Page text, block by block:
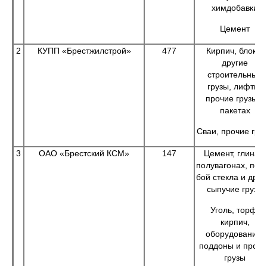
химдобавки
Цемент
2 КУПП «Брестжилстрой» 477
Кирпич, блоки,
другие
строительные
грузы, лифты,
прочие грузы в
пакетах
Сваи, прочие
3 ОАО «Брестский КСМ» 147
Цемент, глина в
полувагонах,
бой стекла и
сыпучие грузы
Уголь, торф,
кирпич,
оборудование,
поддоны и
грузы